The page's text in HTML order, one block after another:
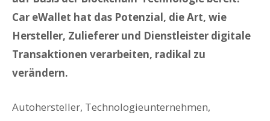
Car eWallet hat das Potenzial, die Art, wie
Hersteller, Zulieferer und Dienstleister digitale
Transaktionen verarbeiten, radikal zu
verändern.
Autohersteller, Technologieunternehmen,